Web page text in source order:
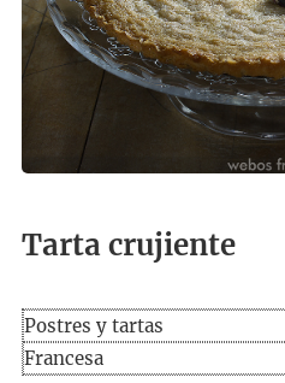
Tarta crujiente
Postres y tartas
Francesa